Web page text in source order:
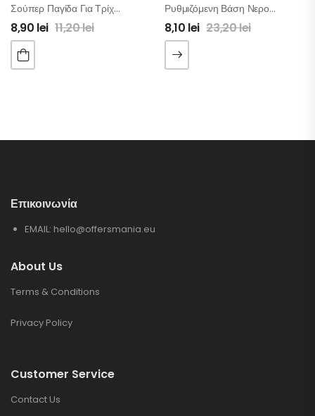
Σούπερ Παγίδα Για Τρίχες Στα Σιφόνια – 2τμχ
8,90 lei 11,20lei
Ρυθμιζόμενη Βάση Νεροχύτη Κουζίνας
8,10 lei 23,20lei
Επικοινωνία
EMAIL: hello@offersmania.eu
About Us
Terms & Conditions
Privacy Policy
Customer Service
Contact Us